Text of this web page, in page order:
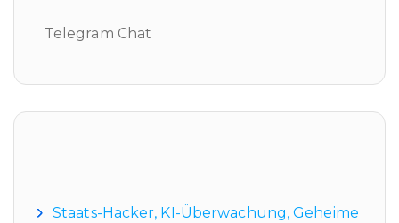
Telegram Chat
Staats-Hacker, KI-Überwachung, Geheime